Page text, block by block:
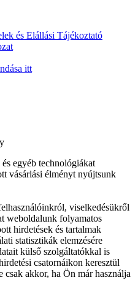
és Elállási Tájékoztató
itt
egyéb technológiákat
vásárlási élményt nyújtsunk
viselkedésükről
weboldalunk folyamatos
hirdetések és tartalmak
statisztikák elemzésére
külső szolgáltatókkal is
csatornáikon keresztül
akkor, ha Ön már használja